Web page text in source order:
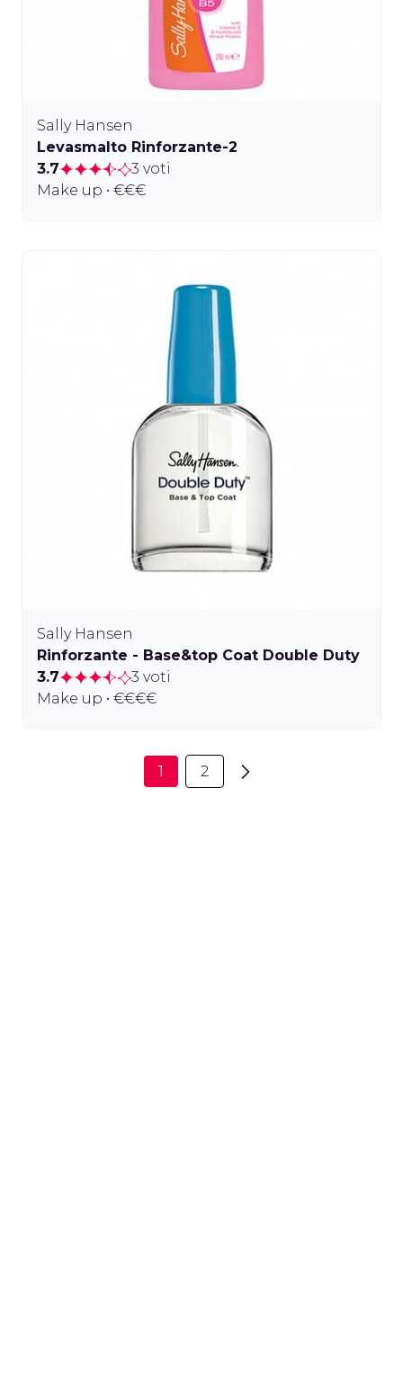
Sally Hansen
Levasmalto Rinforzante-2
3.7
3 voti
Make up • €€€
Sally Hansen
Rinforzante - Base&top Coat Double Duty
3.7
3 voti
Make up • €€€€
1 2